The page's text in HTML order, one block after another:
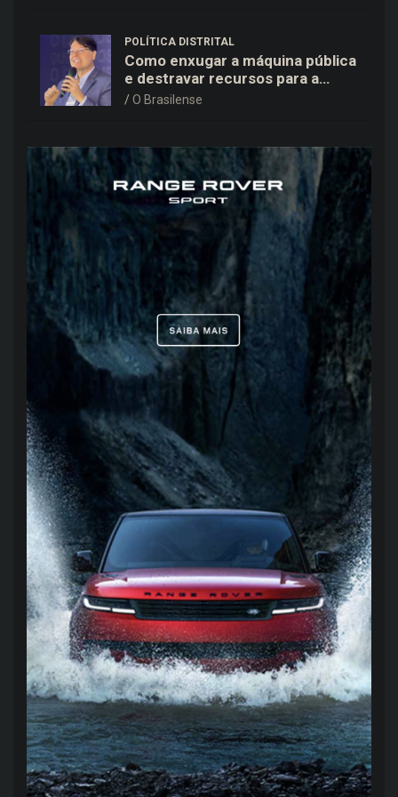
POLÍTICA DISTRITAL
Como enxugar a máquina pública
e destravar recursos para a
saúde e educação no DF
O Brasilense